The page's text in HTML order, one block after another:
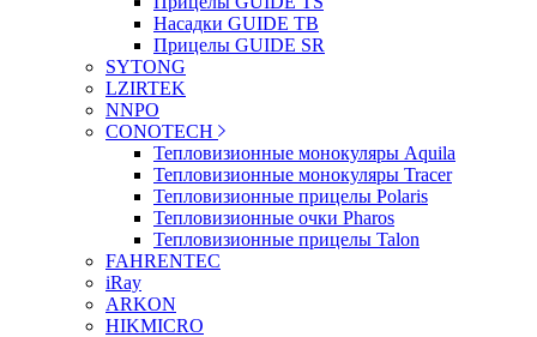
Насадки GUIDE TB
Прицелы GUIDE SR
SYTONG
LZIRTEK
NNPO
CONOTECH
Тепловизионные монокуляры Aquila
Тепловизионные монокуляры Tracer
Тепловизионные прицелы Polaris
Тепловизионные очки Pharos
Тепловизионные прицелы Talon
FAHRENTEC
iRay
ARKON
HIKMICRO